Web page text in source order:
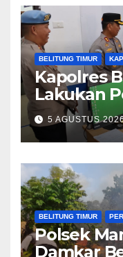
BELITUNG TIMUR
Kapolres
Lakukan
5 AGUSTUS
BELITUNG TIMUR
Polsek
Damkar